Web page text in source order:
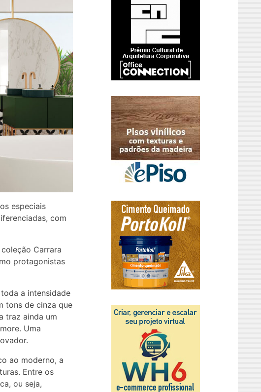
especiais
com
Carrara
protagonistas
a intensidade
tons de cinza que
traz ainda um
Uma
ao moderno, a
Entre os
ou seja,